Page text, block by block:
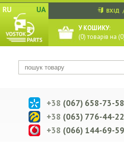
RU UA ВХІД
У КОШИКУ:
(0) товарів на (0
+38 (067) 658-73-58
+38 (063) 776-44-22
+38 (066) 144-69-59